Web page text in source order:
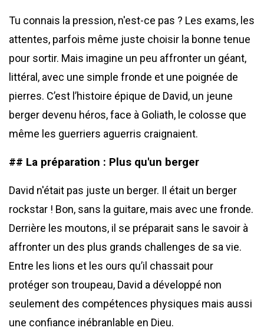
Tu connais la pression, n'est-ce pas ? Les exams, les
attentes, parfois même juste choisir la bonne tenue
pour sortir. Mais imagine un peu affronter un géant,
littéral, avec une simple fronde et une poignée de
pierres. C’est l’histoire épique de David, un jeune
berger devenu héros, face à Goliath, le colosse que
même les guerriers aguerris craignaient.
## La préparation : Plus qu'un berger
David n'était pas juste un berger. Il était un berger
rockstar ! Bon, sans la guitare, mais avec une fronde.
Derrière les moutons, il se préparait sans le savoir à
affronter un des plus grands challenges de sa vie.
Entre les lions et les ours qu’il chassait pour
protéger son troupeau, David a développé non
seulement des compétences physiques mais aussi
une confiance inébranlable en Dieu.